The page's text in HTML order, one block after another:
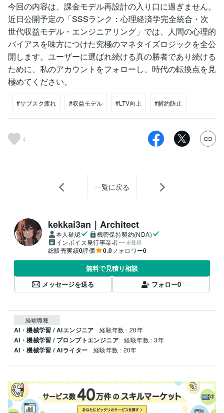
今回の内容は、課金モデル再設計の入り口に過ぎません。
近日公開予定の「SSSランク：心理経済学完全統合・次
世代収益モデル・エンジニアリング」では、人間の心理的
バイアスを味方につけた究極のマネタイズロジックを全公
開します。ユーザーに選ばれ続ける真の勝者であり続ける
ために、私のアカウントをフォローし、時代の転換点を見
極めてください。
#サブスク疲れ #収益モデル #LTV向上 #解約防止
4
一覧に戻る
kekkai3an｜Architect
本人確認
機密保持契約(NDA)
インボイス発行事業者
未登録
総販売実績0評価 0.0フォロワー0
無料で見積り相談
メッセージを送る
フォロー0
経験職種
AI・機械学習 / AIエンジニア 経験年数 : 20年
AI・機械学習 / プロンプトエンジニア 経験年数 : 3年
AI・機械学習 / AIライター 経験年数 : 20年